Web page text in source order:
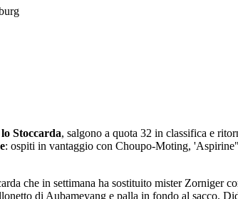
Stoccarda, salgono a quota 32 in classifica e
: ospiti in vantaggio con Choupo-Moting,
che in settimana ha sostituito mister Zorniger
di Aubameyang e palla in fondo al sacco.